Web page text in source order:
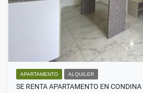
APARTAMENTO ALQUILER
SE RENTA APARTAMENTO EN CONDINA